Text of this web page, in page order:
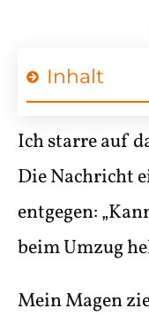
Inhalt
Ich starre auf
Die Nachricht
entgegen:
beim Umzug
Mein Magen